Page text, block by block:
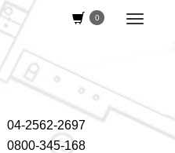
0
04-2562-2697
0800-345-168